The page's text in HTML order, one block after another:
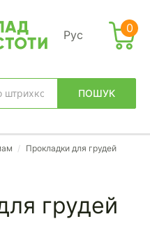
Рус
ПОШУК
вхід
0
/ Прокладки для грудей
грудей